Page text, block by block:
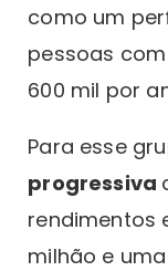
como um
pessoas
600 mil por
Para esse
progressiva
rendimentos
milhão e